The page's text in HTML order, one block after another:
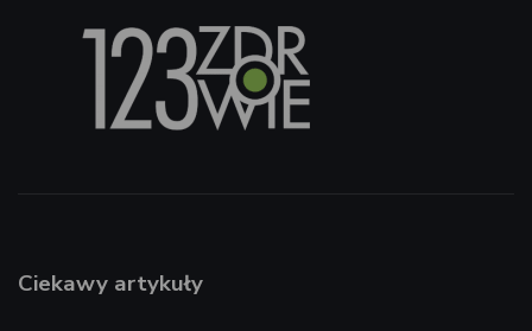
Ciekawy artykuły